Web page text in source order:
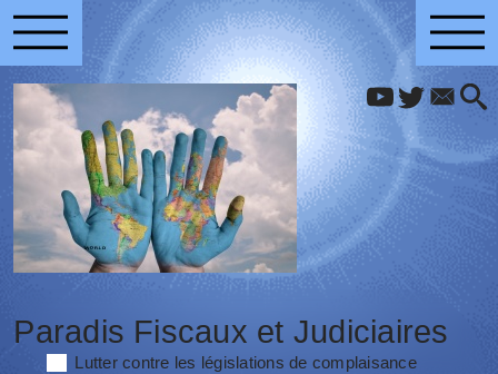
Paradis Fiscaux et Judiciaires
Lutter contre les législations de complaisance